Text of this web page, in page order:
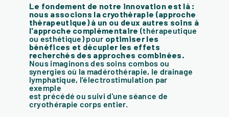
Le fondement de notre innovation est là :
nous associons la cryothérapie (approche
thérapeutique) à un ou deux autres soins à
l'approche complémentaire (thérapeutique
ou esthétique) pour optimiser les
bénéfices et décupler les effets
recherchés des approches combinées.
Nous imaginons des soins combos ou
synergies où la madérothérapie, le drainage
lymphatique, l'électrostimulation par
exemple
est précédé ou suivi d'une séance de
cryothérapie corps entier.